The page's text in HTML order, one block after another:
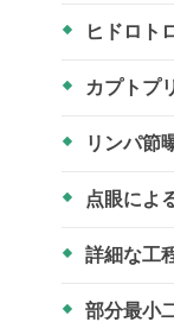
ヒドロト
カプトプ
リンパ節
点眼によ
詳細な工
部分最小